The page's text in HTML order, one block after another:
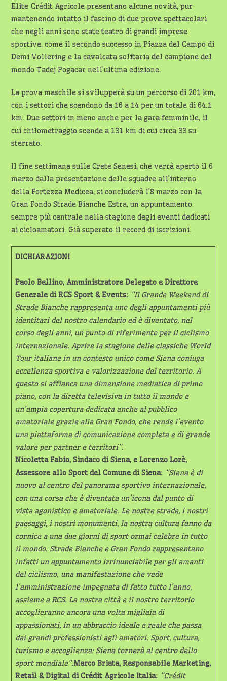
Elite Crédit Agricole presentano alcune novità, pur
mantenendo intatto il fascino di due prove spettacolari
che negli anni sono state teatro di grandi imprese
sportive, come il secondo successo in Piazza del Campo di
Demi Vollering e la cavalcata solitaria del campione del
mondo Tadej Pogacar nell’ultima edizione.
La prova maschile si svilupperà su un percorso di 201 km,
con i settori che scendono da 16 a 14 per un totale di 64.1
km. Due settori in meno anche per la gara femminile, il
cui chilometraggio scende a 131 km di cui circa 33 su
sterrato.
Il fine settimana sulle Crete Senesi, che verrà aperto il 6
marzo dalla presentazione delle squadre all’interno
della Fortezza Medicea, si concluderà l’8 marzo con la
Gran Fondo Strade Bianche Estra, un appuntamento
sempre più centrale nella stagione degli eventi dedicati
ai cicloamatori. Già superato il record di iscrizioni.
DICHIARAZIONI
Paolo Bellino, Amministratore Delegato e Direttore
Generale di RCS Sport & Events: “Il Grande Weekend di
Strade Bianche rappresenta uno degli appuntamenti più
identitari del nostro calendario ed è diventato, nel
corso degli anni, un punto di riferimento per il ciclismo
internazionale. Aprire la stagione delle classiche World
Tour italiane in un contesto unico come Siena coniuga
eccellenza sportiva e valorizzazione del territorio. A
questo si affianca una dimensione mediatica di primo
piano, con la diretta televisiva in tutto il mondo e
un’ampia copertura dedicata anche al pubblico
amatoriale grazie alla Gran Fondo, che rende l’evento
una piattaforma di comunicazione completa e di grande
valore per partner e territori”.
Nicoletta Fabio, Sindaco di Siena, e Lorenzo Lorè,
Assessore allo Sport del Comune di Siena: “Siena è di
nuovo al centro del panorama sportivo internazionale,
con una corsa che è diventata un’icona dal punto di
vista agonistico e amatoriale. Le nostre strade, i nostri
paesaggi, i nostri monumenti, la nostra cultura fanno da
cornice a una due giorni di sport ormai celebre in tutto
il mondo. Strade Bianche e Gran Fondo rappresentano
infatti un appuntamento irrinunciabile per gli amanti
del ciclismo, una manifestazione che vede
l’amministrazione impegnata di fatto tutto l’anno,
assieme a RCS. La nostra città e il nostro territorio
accoglieranno ancora una volta migliaia di
appassionati, in un abbraccio ideale e reale che passa
dai grandi professionisti agli amatori. Sport, cultura,
turismo e accoglienza: Siena tornerà al centro dello
sport mondiale”.Marco Briata, Responsabile Marketing,
Retail & Digital di Crédit Agricole Italia: “Crédit